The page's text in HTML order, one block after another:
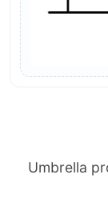
* Umbrella